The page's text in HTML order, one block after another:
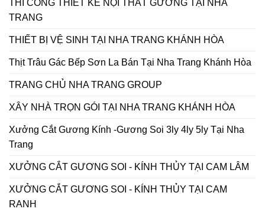
THI CÔNG THIẾT KẾ NỘI THẤT GƯƠNG TẠI NHA
TRANG
THIẾT BỊ VỆ SINH TẠI NHA TRANG KHÁNH HÒA
Thịt Trâu Gác Bếp Sơn La Bán Tại Nha Trang Khánh Hòa
TRANG CHỦ NHA TRANG GROUP
XÂY NHÀ TRỌN GÓI TẠI NHA TRANG KHÁNH HÒA
Xưởng Cắt Gương Kính -Gương Soi 3ly 4ly 5ly Tại Nha
Trang
XƯỞNG CẮT GƯƠNG SOI - KÍNH THỦY TẠI CAM LÂM
XƯỞNG CẮT GƯƠNG SOI - KÍNH THỦY TẠI CAM
RANH